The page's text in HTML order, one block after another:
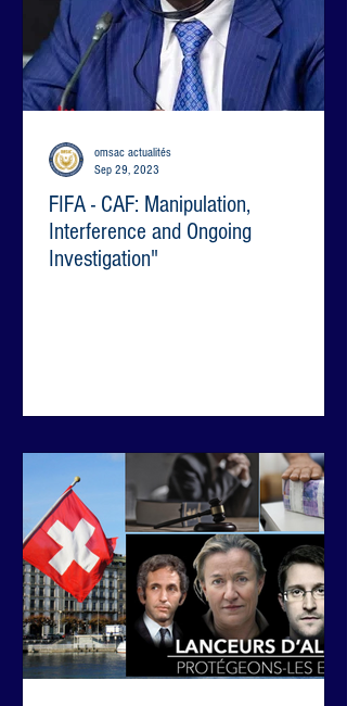
FIFA - CAF: Manipulation,
Interference and Ongoing
Investigation"
omsac actualités
Sep 29, 2023